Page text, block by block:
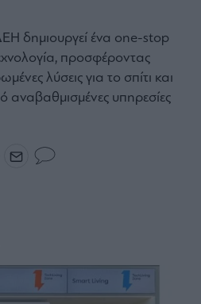
δημιουργεί ένα one-stop
προσφέροντας
λύσεις για το σπίτι και
αναβαθμισμένες υπηρεσίες